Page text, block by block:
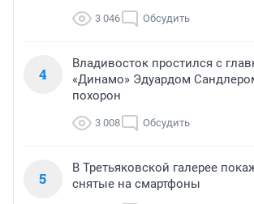
3 046 Обсудить
4
Владивосток простился с
«Динамо» Эдуардом
похорон
3 008 Обсудить
5
В Третьяковской галерее
снятые на смартфоны